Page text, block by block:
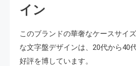
イン
このブランドの華奢なケースサイ
な文字盤デザインは、20代から40
好評を博しています。